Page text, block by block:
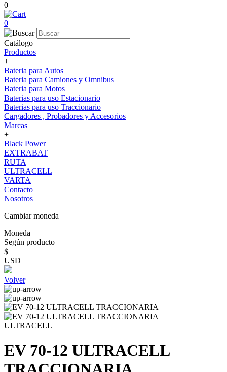
0
0
Catálogo
Productos
+
Bateria para Autos
Bateria para Camiones y Omnibus
Bateria para Motos
Baterias para uso Estacionario
Baterias para uso Traccionario
Cargadores , Probadores y Accesorios
Marcas
+
Black Power
EXTRABAT
RUTA
ULTRACELL
VARTA
Contacto
Nosotros
Cambiar moneda
Moneda
Según producto
$
USD
Volver
ULTRACELL
EV 70-12 ULTRACELL